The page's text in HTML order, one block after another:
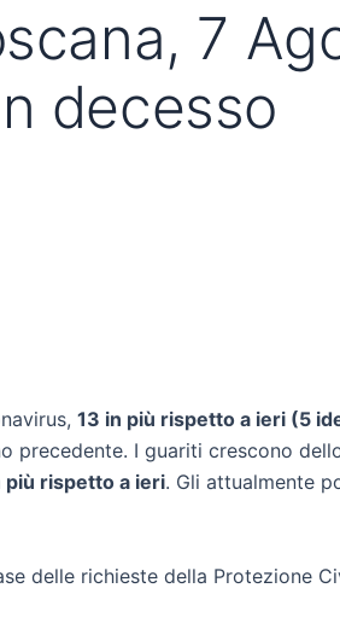
7
decesso
13 in più rispetto a ieri (5
precedente. I guariti crescono
più rispetto a ieri. Gli attualmente
delle richieste della Protezione